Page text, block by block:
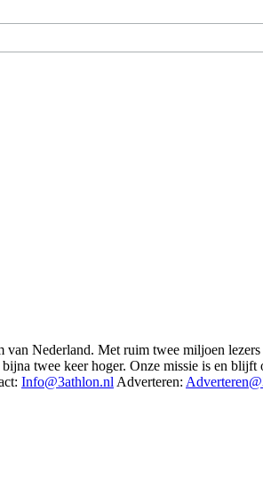
Nederland. Met ruim twee miljoen
twee keer hoger. Onze missie is en blijft
Info@3athlon.nl Adverteren: